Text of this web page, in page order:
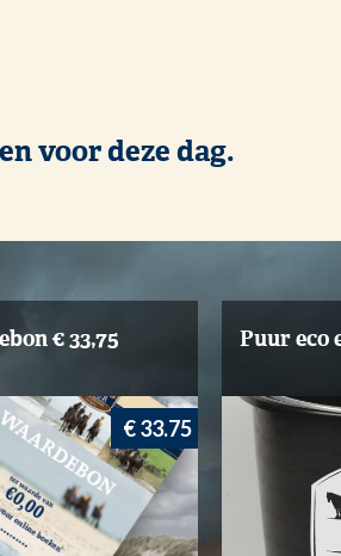
voor deze dag.
€ 33,75
€ 33.75
Puur eco